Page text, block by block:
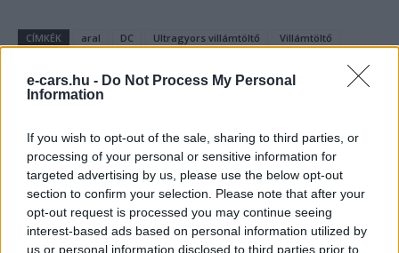
e-cars.hu - Do Not Process My Personal
Information
If you wish to opt-out of the sale, sharing to third parties, or
processing of your personal or sensitive information for
targeted advertising by us, please use the below opt-out
section to confirm your selection. Please note that after your
opt-out request is processed you may continue seeing
interest-based ads based on personal information utilized by
us or personal information disclosed to third parties prior to
CÍMKÉK aral DC Ultragyors villámtöltő Villámtöltő